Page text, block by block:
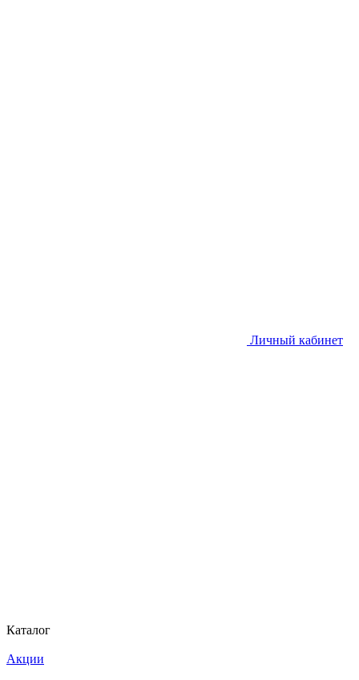
Личный кабинет
Каталог
Акции